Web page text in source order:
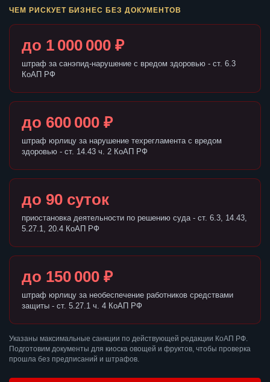
ЧЕМ РИСКУЕТ БИЗНЕС БЕЗ ДОКУМЕНТОВ
до 1 000 000 ₽
штраф за санэпид-нарушение с вредом здоровью - ст. 6.3
КоАП РФ
до 600 000 ₽
штраф юрлицу за нарушение техрегламента с вредом
здоровью - ст. 14.43 ч. 2 КоАП РФ
до 90 суток
приостановка деятельности по решению суда - ст. 6.3, 14.43,
5.27.1, 20.4 КоАП РФ
до 150 000 ₽
штраф юрлицу за необеспечение работников средствами
защиты - ст. 5.27.1 ч. 4 КоАП РФ
Указаны максимальные санкции по действующей редакции КоАП РФ.
Подготовим документы для киоска овощей и фруктов, чтобы проверка
прошла без предписаний и штрафов.